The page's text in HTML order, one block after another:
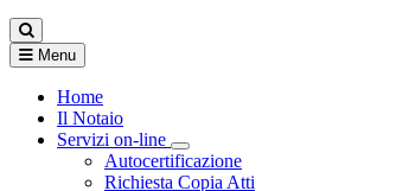
Menu
Home
Il Notaio
Servizi on-line
Visualizza menù di secondo livello
Autocertificazione
Richiesta Copia Atti